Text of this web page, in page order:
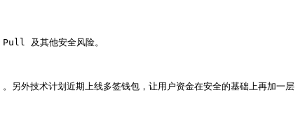
及其他安全风险。
技术计划近期上线多签钱包，让用户资金在安全的基础上再加一层